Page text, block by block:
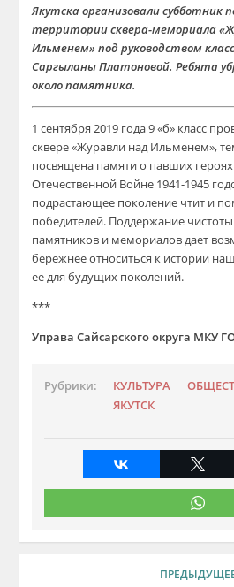
Якутска организовали субботник
территории сквера-мемориала
Ильменем» под руководством
Саргыланы Платоновой. Ребята
около памятника.
1 сентября 2019 года 9 «б» класс
сквере «Журавли над Ильменем»,
посвящена памяти о павших
Отечественной Войне 1941-1945
подрастающее поколение чтит и
победителей. Поддержание чистоты
памятников и мемориалов дает
бережнее относиться к истории
ее для будущих поколений.
***
Управа Сайсарского округа МКУ
Рубрики: КУЛЬТУРА
ЯКУТСК